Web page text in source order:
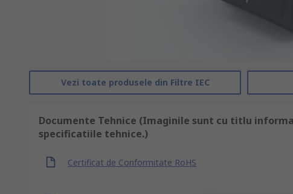
Vezi toate produsele din Filtre IEC
Documente Tehnice (Imaginile sunt cu titlu
specificatiile tehnice.)
Certificat de Conformitate RoHS